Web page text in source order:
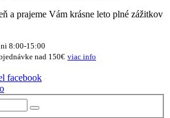
a prajeme Vám krásne leto plné zážitkov
8:00-15:00
nad 150€ viac info